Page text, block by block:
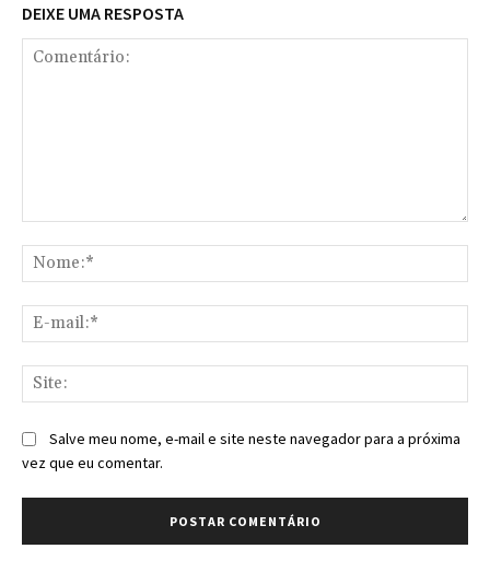
DEIXE UMA RESPOSTA
Salve meu nome, e-mail e site neste navegador para a próxima
vez que eu comentar.